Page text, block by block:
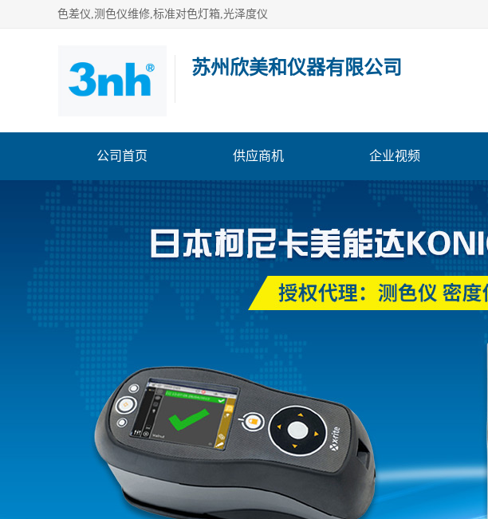
色差仪,测色仪维修,标准对色灯箱,光泽度仪
苏州欣美和仪器有限公司
公司首页 供应商机 企业视频